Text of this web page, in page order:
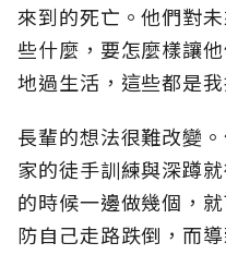
來到的死亡。他們對
些什麼，要怎麼樣讓
地過生活，這些都是
長輩的想法很難改變
家的徒手訓練與深蹲
的時候一邊做幾個，
防自己走路跌倒，而